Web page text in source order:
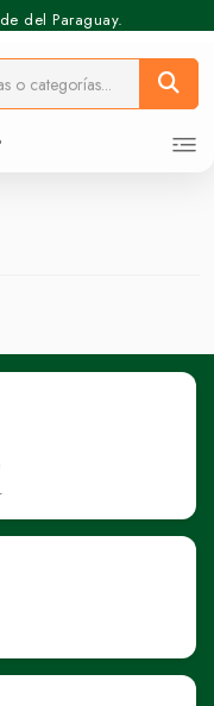
del Paraguay.